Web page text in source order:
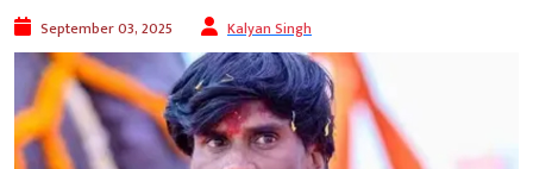
September 03, 2025 Kalyan Singh